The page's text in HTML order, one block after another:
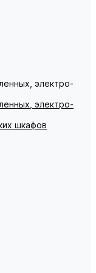
электро-
электро-
шкафов